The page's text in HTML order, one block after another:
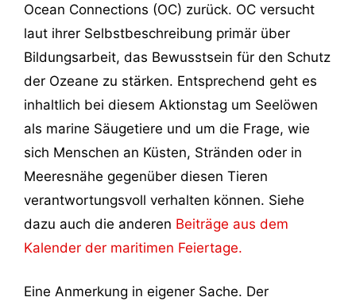
Ocean Connections (OC) zurück. OC versucht
laut ihrer Selbstbeschreibung primär über
Bildungsarbeit, das Bewusstsein für den Schutz
der Ozeane zu stärken. Entsprechend geht es
inhaltlich bei diesem Aktionstag um Seelöwen
als marine Säugetiere und um die Frage, wie
sich Menschen an Küsten, Stränden oder in
Meeresnähe gegenüber diesen Tieren
verantwortungsvoll verhalten können. Siehe
dazu auch die anderen Beiträge aus dem
Kalender der maritimen Feiertage.
Eine Anmerkung in eigener Sache. Der